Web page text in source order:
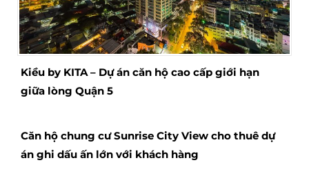
Kiều by KITA – Dự án căn hộ cao cấp giới hạn
giữa lòng Quận 5
Căn hộ chung cư Sunrise City View cho thuê dự
án ghi dấu ấn lớn với khách hàng